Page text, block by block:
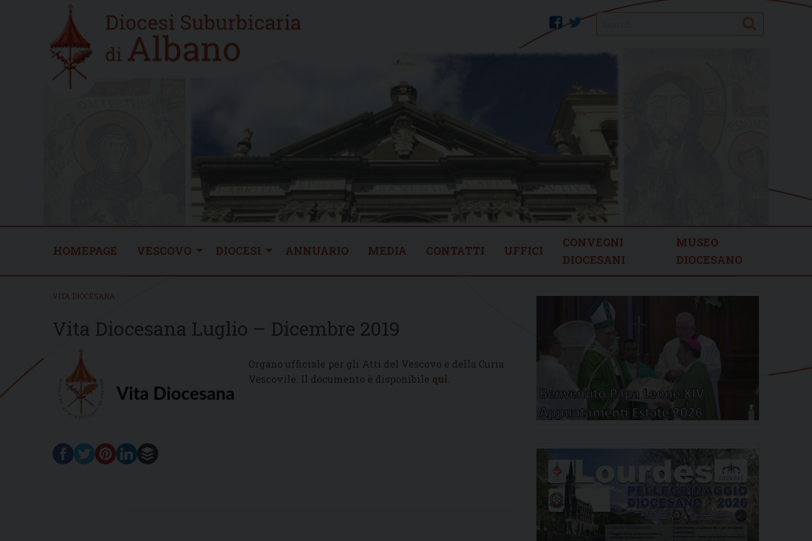
Home
new
twitter
facebook Search
HOMEPAGE VESCOVO DIOCESI ANNUARIO MEDIA CONTATTI UFFICI
CONVEGNI
DIOCESANI
MUSEO
DIOCESANO
VITA DIOCESANA
Vita Diocesana Luglio – Dicembre 2019
Organo ufficiale per gli Atti del Vescovo e della Curia
Vescovile. Il documento è disponibile qui